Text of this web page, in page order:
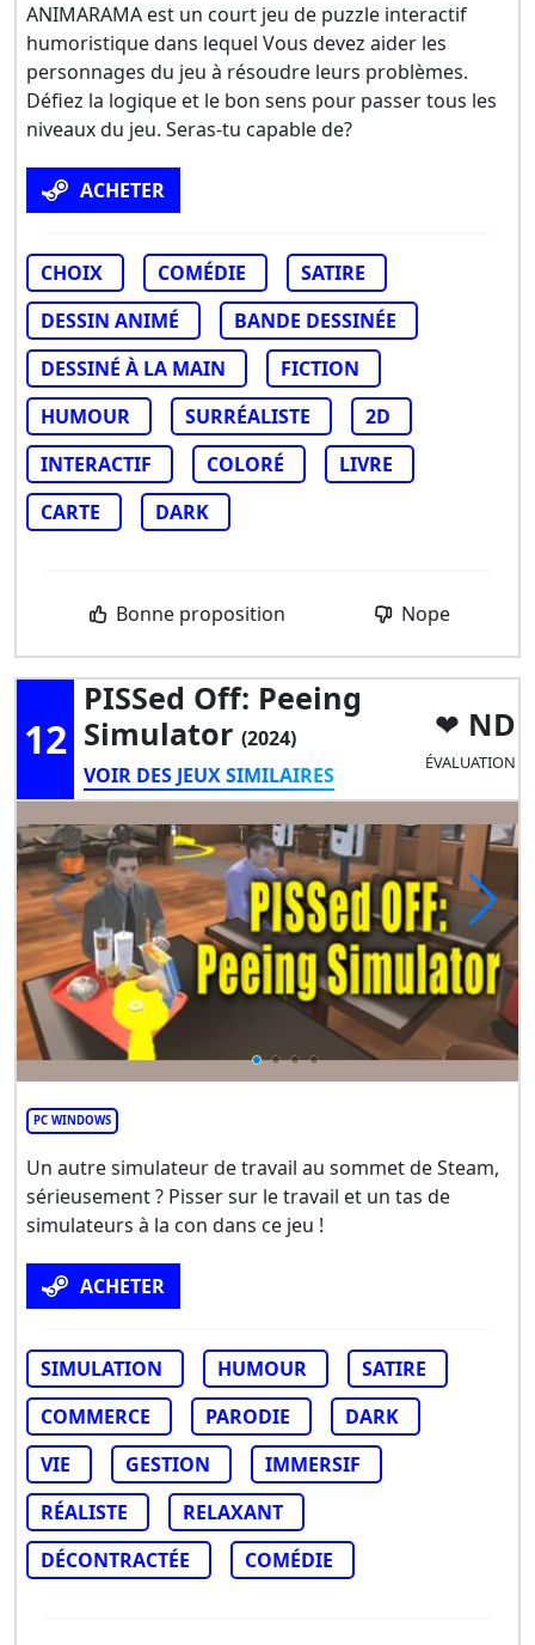
ANIMARAMA est un court jeu de puzzle interactif
humoristique dans lequel Vous devez aider les
personnages du jeu à résoudre leurs problèmes.
Défiez la logique et le bon sens pour passer tous les
niveaux du jeu. Seras-tu capable de?
ACHETER
CHOIX COMÉDIE
SATIRE
DESSIN ANIMÉ
BANDE DESSINÉE
DESSINÉ À LA MAIN
FICTION
HUMOUR
SURRÉALISTE
2D
INTERACTIF
COLORÉ
LIVRE
CARTE
DARK
Bonne proposition Nope
12
PISSed Off: Peeing
Simulator (2024)
VOIR DES JEUX SIMILAIRES
ND
ÉVALUATION
PC WINDOWS
Un autre simulateur de travail au sommet de Steam,
sérieusement ? Pisser sur le travail et un tas de
simulateurs à la con dans ce jeu !
ACHETER
SIMULATION HUMOUR
SATIRE
COMMERCE
PARODIE
DARK
VIE
GESTION
IMMERSIF
RÉALISTE
RELAXANT
DÉCONTRACTÉE
COMÉDIE